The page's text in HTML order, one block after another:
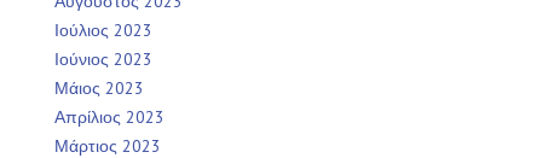
Ιούλιος 2023
Ιούνιος 2023
Μάιος 2023
Απρίλιος 2023
Μάρτιος 2023